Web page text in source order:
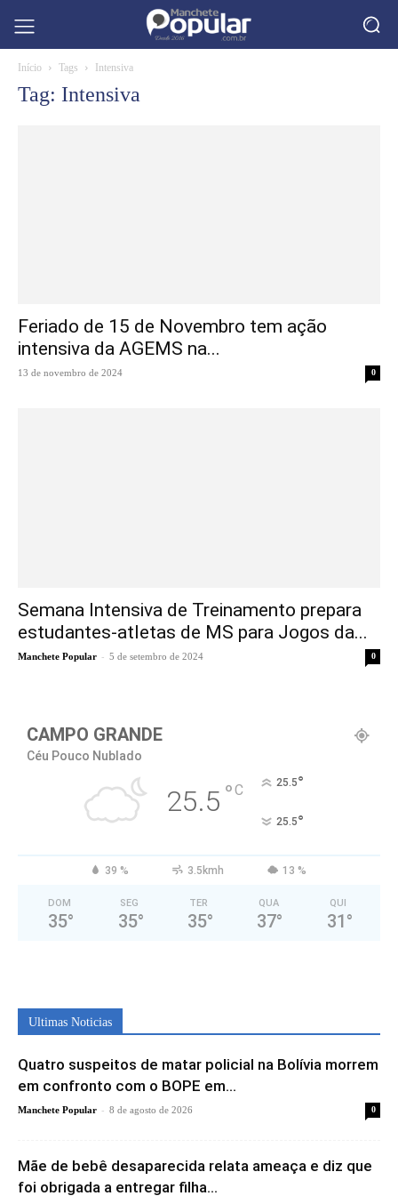
Início Tags Intensiva
Tag: Intensiva
Feriado de 15 de Novembro tem ação
intensiva da AGEMS na...
13 de novembro de 2024 0
Semana Intensiva de Treinamento prepara
estudantes-atletas de MS para Jogos da...
Manchete Popular - 5 de setembro de 2024 0
CAMPO GRANDE
Céu Pouco Nublado
25.5 °C 25.5°
25.5°
39 % 3.5kmh 13 %
DOM
35°
SEG
35°
TER
35°
QUA
37°
QUI
31°
Ultimas Noticias
Quatro suspeitos de matar policial na Bolívia morrem
em confronto com o BOPE em...
Manchete Popular - 8 de agosto de 2026 0
Mãe de bebê desaparecida relata ameaça e diz que
foi obrigada a entregar filha...